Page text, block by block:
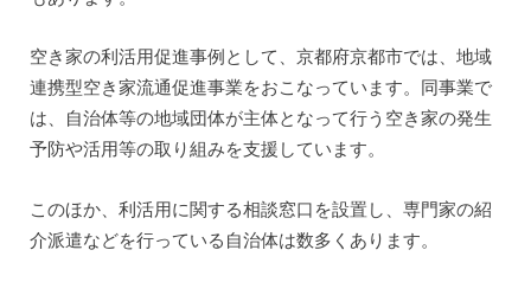
空き家の利活用促進事例として、京都府京都市では、地域
連携型空き家流通促進事業をおこなっています。同事業で
は、自治体等の地域団体が主体となって行う空き家の発生
予防や活用等の取り組みを支援しています。
このほか、利活用に関する相談窓口を設置し、専門家の紹
介派遣などを行っている自治体は数多くあります。